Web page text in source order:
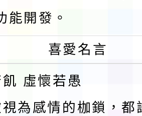
能開發。
喜愛名言
虛懷若愚
為感情的枷鎖，都